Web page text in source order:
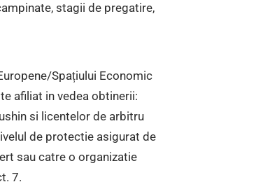
stagii de pregatire,
Spațiului Economic
afiliat in vedea obtinerii:
si licentelor de arbitru
de protectie asigurat de
sau catre o organizatie
7.